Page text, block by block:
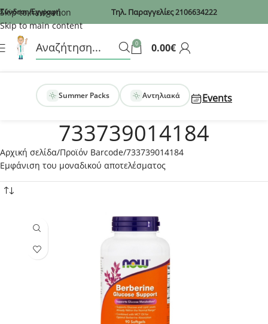
Recaptcha
Skip to navigation
Skip to main content
Σύνδεση/Εγγραφή Τηλ. Παραγγελίες2106634222
0 0.00€
Summer Packs Αντηλιακά Events
733739014184
Αρχική σελίδα Προϊόν Barcode 733739014184
Εμφάνιση του μοναδικού αποτελέσματος